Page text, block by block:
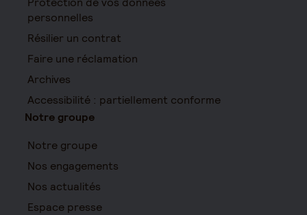
personnelles
Résilier un contrat
Faire une réclamation
Archives
Accessibilité : partiellement conforme
Notre groupe
Notre groupe
Nos engagements
Nos actualités
Espace presse